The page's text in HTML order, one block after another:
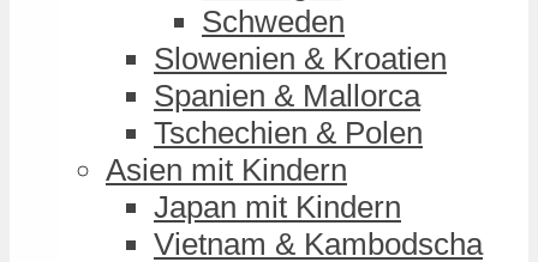
Schweden
Slowenien & Kroatien
Spanien & Mallorca
Tschechien & Polen
Asien mit Kindern
Japan mit Kindern
Vietnam & Kambodscha